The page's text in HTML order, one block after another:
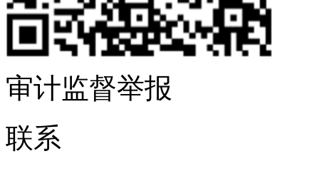
审计监督举报
联系